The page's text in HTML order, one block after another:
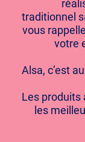
traditionnel
vous
votre
Alsa, c’est
Les produits
les